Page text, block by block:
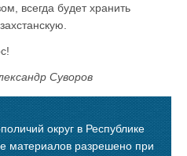
всегда будет хранить
Суворов
округ в Республике
материалов разрешено при